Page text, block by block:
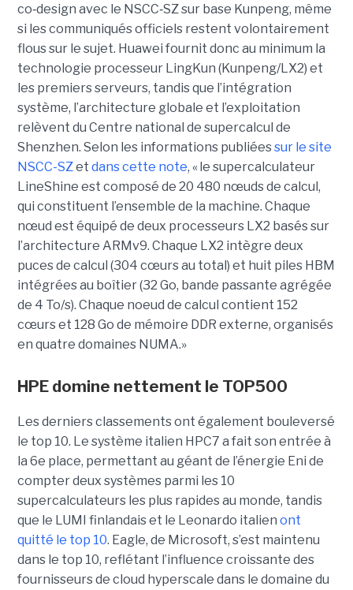
co‑design avec le NSCC‑SZ sur base Kunpeng, même
si les communiqués officiels restent volontairement
flous sur le sujet. Huawei fournit donc au minimum la
technologie processeur LingKun (Kunpeng/LX2) et
les premiers serveurs, tandis que l’intégration
système, l’architecture globale et l’exploitation
relèvent du Centre national de supercalcul de
Shenzhen. Selon les informations publiéessur le site
NSCC-SZet dans cette note, « le supercalculateur
LineShine est composé de 20 480 nœuds de calcul,
qui constituent l’ensemble de la machine. Chaque
nœud est équipé de deux processeurs LX2 basés sur
l’architecture ARMv9. Chaque LX2 intègre deux
puces de calcul (304 cœurs au total) et huit piles HBM
intégrées au boîtier (32 Go, bande passante agrégée
de 4 To/s). Chaque noeud de calcul contient 152
cœurs et 128 Go de mémoire DDR externe, organisés
en quatre domaines NUMA.»
HPE domine nettement le TOP500
Les derniers classements ont également bouleversé
le top 10. Le système italien HPC7 a fait son entrée à
la 6e place, permettant au géant de l’énergie Eni de
compter deux systèmes parmi les 10
supercalculateurs les plus rapides au monde, tandis
que le LUMI finlandais et le Leonardo italien ont
quitté le top 10. Eagle, de Microsoft, s’est maintenu
dans le top 10, reflétant l’influence croissante des
fournisseurs de cloud hyperscale dans le domaine du